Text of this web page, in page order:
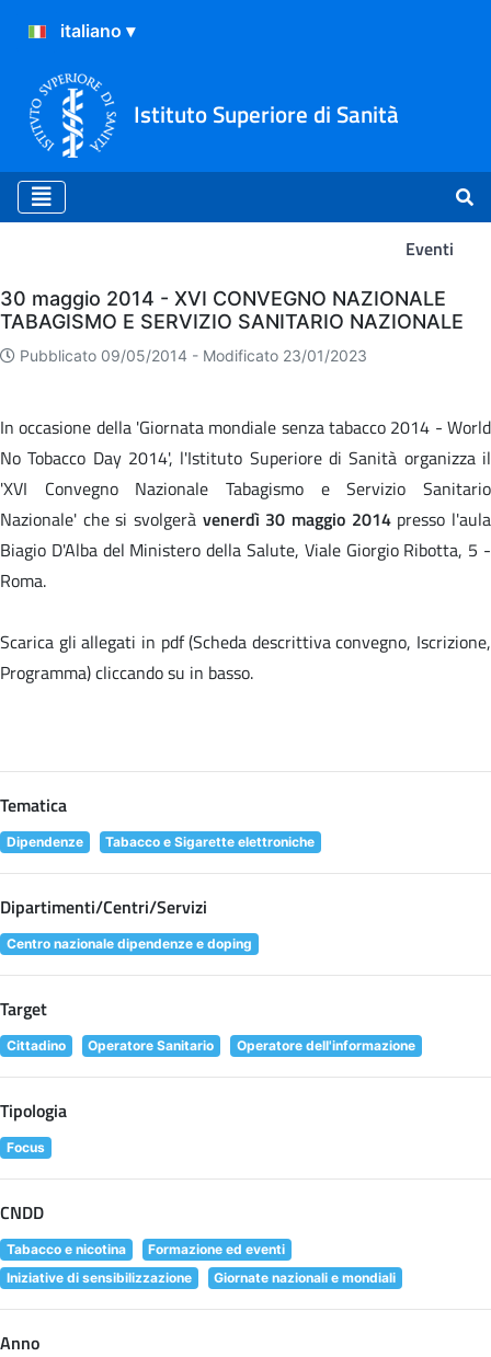
Istituto Superiore di Sanità
Eventi
Eventi
30 maggio 2014 - XVI CONVEGNO NAZIONALE
TABAGISMO E SERVIZIO SANITARIO NAZIONALE
Pubblicato 09/05/2014 - Modificato 23/01/2023
In occasione della 'Giornata mondiale senza tabacco 2014 - World
No Tobacco Day 2014', l'Istituto Superiore di Sanità organizza il
'XVI Convegno Nazionale Tabagismo e Servizio Sanitario
Nazionale' che si svolgerà venerdì 30 maggio 2014presso l'aula
Biagio D'Alba del Ministero della Salute, Viale Giorgio Ribotta, 5 -
Roma.
Scarica gli allegati in pdf (Scheda descrittiva convegno, Iscrizione,
Programma) cliccando su in basso.
Tematica
Dipendenze Tabacco e Sigarette elettroniche
Dipartimenti/Centri/Servizi
Centro nazionale dipendenze e doping
Target
Cittadino Operatore Sanitario Operatore dell'informazione
Tipologia
Focus
CNDD
Tabacco e nicotina
Formazione ed eventi
Iniziative di sensibilizzazione
Giornate nazionali e mondiali
Anno